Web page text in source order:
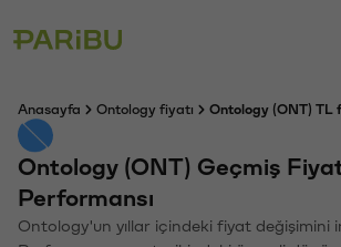
Anasayfa Ontology fiyatı Ontology (ONT) TL
Ontology (ONT) Geçmiş
Performansı
Ontology'un yıllar içindeki fiyat değişimini